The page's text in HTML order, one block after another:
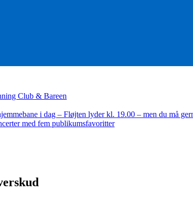
Club & Bareen
i dag – Fløjten lyder kl. 19.00 – men du må
med fem publikumsfavoritter